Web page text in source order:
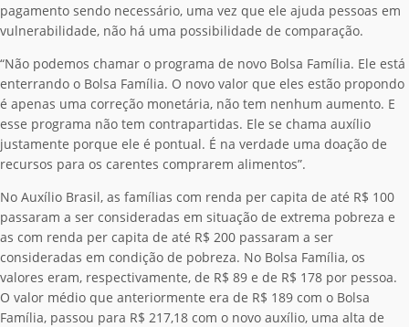
pagamento sendo necessário, uma vez que ele ajuda pessoas em
vulnerabilidade, não há uma possibilidade de comparação.
“Não podemos chamar o programa de novo Bolsa Família. Ele está
enterrando o Bolsa Família. O novo valor que eles estão propondo
é apenas uma correção monetária, não tem nenhum aumento. E
esse programa não tem contrapartidas. Ele se chama auxílio
justamente porque ele é pontual. É na verdade uma doação de
recursos para os carentes comprarem alimentos”.
No Auxílio Brasil, as famílias com renda per capita de até R$ 100
passaram a ser consideradas em situação de extrema pobreza e
as com renda per capita de até R$ 200 passaram a ser
consideradas em condição de pobreza. No Bolsa Família, os
valores eram, respectivamente, de R$ 89 e de R$ 178 por pessoa.
O valor médio que anteriormente era de R$ 189 com o Bolsa
Família, passou para R$ 217,18 com o novo auxílio, uma alta de